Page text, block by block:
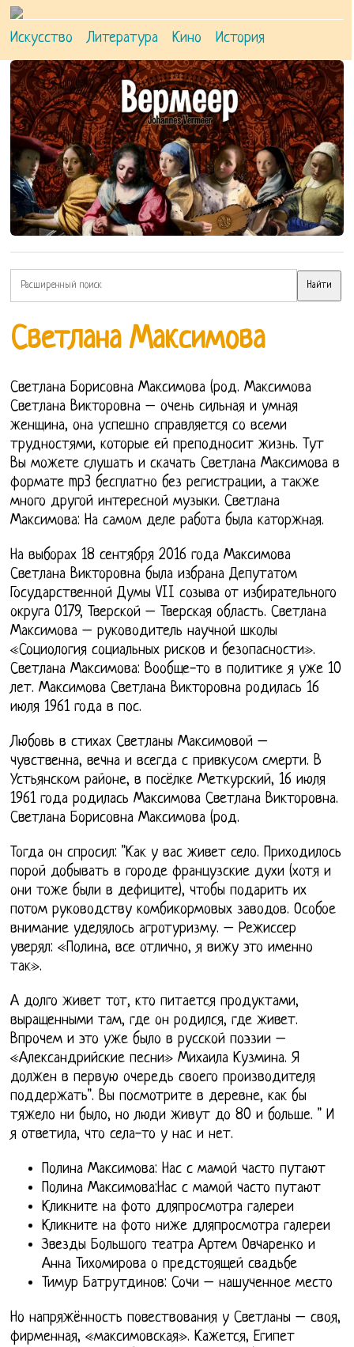
Искусство Литература Кино История
Светлана Максимова
Светлана Борисовна Максимова (род. Максимова
Светлана Викторовна – очень сильная и умная
женщина, она успешно справляется со всеми
трудностями, которые ей преподносит жизнь. Тут
Вы можете слушать и скачать Светлана Максимова в
формате mp3 бесплатно без регистрации, а также
много другой интересной музыки. Светлана
Максимова: На самом деле работа была каторжная.
На выборах 18 сентября 2016 года Максимова
Светлана Викторовна была избрана Депутатом
Государственной Думы VII созыва от избирательного
округа 0179, Тверской – Тверская область. Светлана
Максимова – руководитель научной школы
«Социология социальных рисков и безопасности».
Светлана Максимова: Вообще-то в политике я уже 10
лет. Максимова Светлана Викторовна родилась 16
июля 1961 года в пос.
Любовь в стихах Светланы Максимовой –
чувственна, вечна и всегда с привкусом смерти. В
Устьянском районе, в посёлке Меткурский, 16 июля
1961 года родилась Максимова Светлана Викторовна.
Светлана Борисовна Максимова (род.
Тогда он спросил: "Как у вас живет село. Приходилось
порой добывать в городе французские духи (хотя и
они тоже были в дефиците), чтобы подарить их
потом руководству комбикормовых заводов. Особое
внимание уделялось агротуризму. – Режиссер
уверял: «Полина, все отлично, я вижу это именно
так».
А долго живет тот, кто питается продуктами,
выращенными там, где он родился, где живет.
Впрочем и это уже было в русской поэзии –
«Александрийские песни» Михаила Кузмина. Я
должен в первую очередь своего производителя
поддержать". Вы посмотрите в деревне, как бы
тяжело ни было, но люди живут до 80 и больше. " И
я ответила, что села-то у нас и нет.
Полина Максимова: Нас с мамой часто путают
Полина Максимова:Нас с мамой часто путают
Кликните на фото дляпросмотра галереи
Кликните на фото ниже дляпросмотра галереи
Звезды Большого театра Артем Овчаренко и
Анна Тихомирова о предстоящей свадьбе
Тимур Батрутдинов: Сочи – нашученное место
Но напряжённость повествования у Светланы – своя,
фирменная, «максимовская». Кажется, Египет